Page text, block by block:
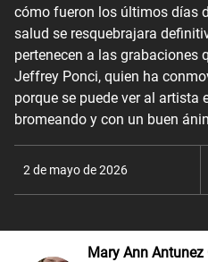
cómo fueron los últimos días
salud se resquebrajara
pertenecen a las grabaciones
Jeffrey Ponci, quien ha
porque se puede ver al artista
bromeando y con un buen
2 de mayo de 2026
Mary Ann Antunez